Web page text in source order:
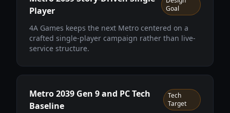
Player
Goal
4A Games keeps the next Metro centered on a
crafted single-player campaign rather than live-
service structure.
Metro 2039 Gen 9 and PC Tech
Baseline
Tech
Target